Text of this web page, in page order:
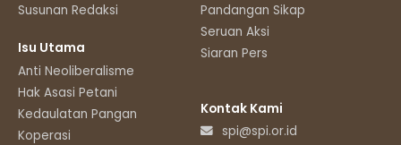
Susunan Redaksi
Isu Utama
Anti Neoliberalisme
Hak Asasi Petani
Kedaulatan Pangan
Koperasi
Pandangan Sikap
Seruan Aksi
Siaran Pers
Kontak Kami
spi@spi.or.id